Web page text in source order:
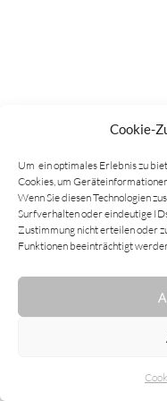
Cookie-
Um ein optimales Erlebnis zu
Cookies, um
Wenn Sie diesen Technologien
Surfverhalten oder eindeutige
Zustimmung nicht erteilen oder
Funktionen beeinträchtigt